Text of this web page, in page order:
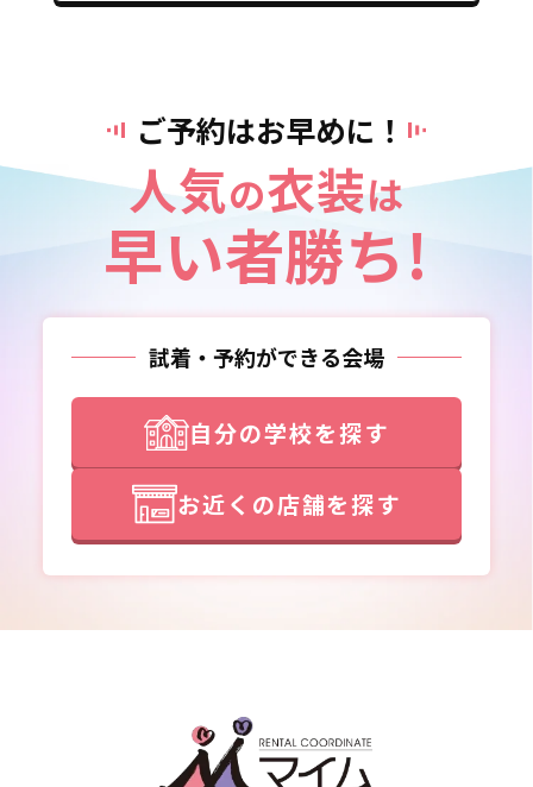
ご予約はお早めに！
人気の衣装は
早い者勝ち!
試着・予約ができる会場
自分の学校を探す
お近くの店舗を探す